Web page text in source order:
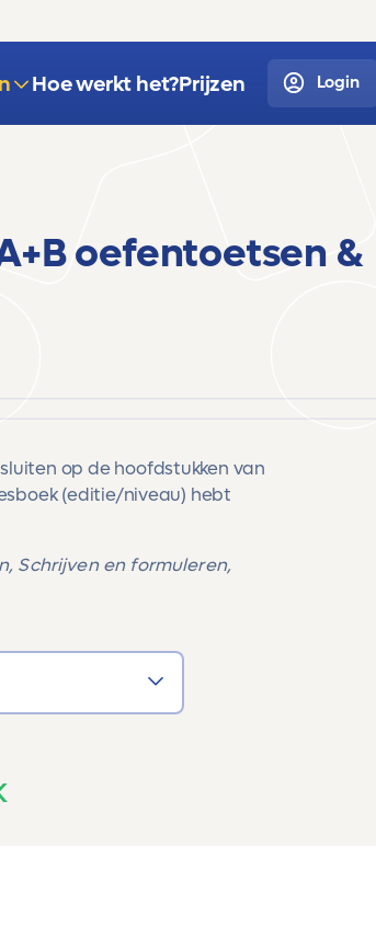
Hoe werkt het?Prijzen Login
oefentoetsen &
op de hoofdstukken van
(editie/niveau) hebt
Schrijven en formuleren,